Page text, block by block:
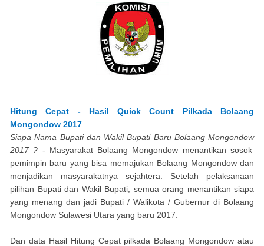
Hitung Cepat - Hasil Quick Count Pilkada Bolaang
Mongondow 2017
Siapa Nama Bupati dan Wakil BupatiBaru Bolaang Mongondow
2017 ? - Masyarakat Bolaang Mongondow menantikan sosok
pemimpin baru yang bisa memajukan Bolaang Mongondowdan
menjadikan masyarakatnya sejahtera. Setelah pelaksanaan
pilihan Bupati dan Wakil Bupati , semua orang menantikan siapa
yang menang dan jadi Bupati / Walikota / Gubernur di Bolaang
Mongondow Sulawesi Utara yang baru 2017.
Dan data Hasil Hitung Cepat pilkada Bolaang Mongondow atau